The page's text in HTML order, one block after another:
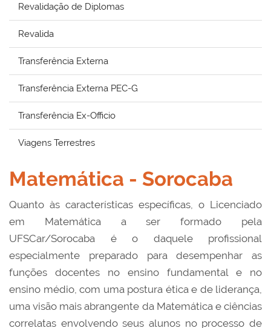
Revalidação de Diplomas
Revalida
Transferência Externa
Transferência Externa PEC-G
Transferência Ex-Officio
Viagens Terrestres
Matemática - Sorocaba
Quanto às características específicas, o Licenciado
em Matemática a ser formado pela
UFSCar/Sorocaba é o daquele profissional
especialmente preparado para desempenhar as
funções docentes no ensino fundamental e no
ensino médio, com uma postura ética e de liderança,
uma visão mais abrangente da Matemática e ciências
correlatas envolvendo seus alunos no processo de